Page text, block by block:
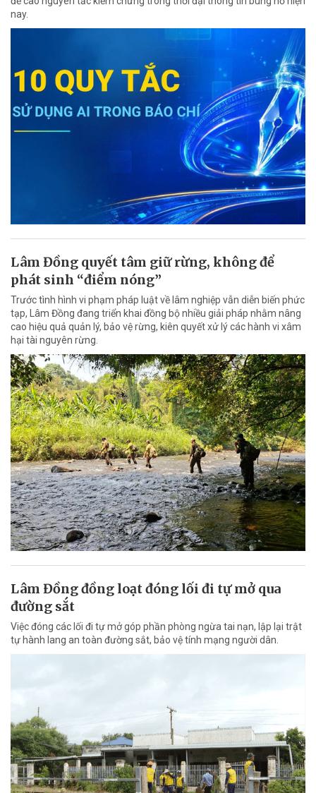
nay.
Lâm Đồng quyết tâm giữ rừng, không để
phát sinh “điểm nóng”
Trước tình hình vi phạm pháp luật về lâm nghiệp vẫn diễn biến phức
tạp, Lâm Đồng đang triển khai đồng bộ nhiều giải pháp nhằm nâng
cao hiệu quả quản lý, bảo vệ rừng, kiên quyết xử lý các hành vi xâm
hại tài nguyên rừng.
Lâm Đồng đồng loạt đóng lối đi tự mở qua
đường sắt
Việc đóng các lối đi tự mở góp phần phòng ngừa tai nạn, lập lại trật
tự hành lang an toàn đường sắt, bảo vệ tính mạng người dân.